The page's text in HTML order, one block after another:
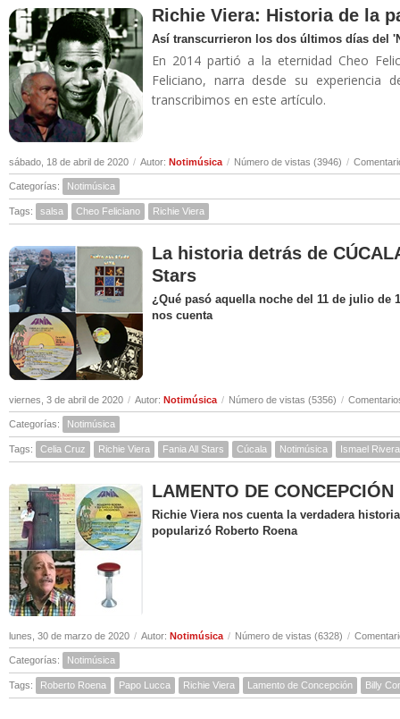
Richie Viera: Historia de la
Así transcurrieron los dos últimos días del
En 2014 partió a la eternidad Cheo
Feliciano, narra desde su experiencia
transcribimos en este artículo.
sábado, 18 de abril de 2020 / Autor: Notimúsica / Número de vistas (3946) /
Categorías: Notimúsica
Tags: salsa Cheo Feliciano Richie Viera
La historia detrás de
Stars
¿Qué pasó aquella noche del 11 de julio de
nos cuenta
viernes, 3 de abril de 2020 / Autor: Notimúsica / Número de vistas (5356) /
Categorías: Notimúsica
Tags: Celia Cruz Richie Viera Fania All Stars Cúcala Notimúsica Ismael Rivera
LAMENTO DE
Richie Viera nos cuenta la verdadera
popularizó Roberto Roena
lunes, 30 de marzo de 2020 / Autor: Notimúsica / Número de vistas (6328) /
Categorías: Notimúsica
Tags: Roberto Roena Papo Lucca Richie Viera Lamento de Concepción Billy